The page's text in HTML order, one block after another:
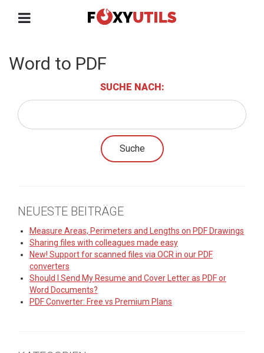
Word to PDF
SUCHE NACH:
NEUESTE BEITRÄGE
Measure Areas, Perimeters and Lengths on PDF Drawings
Sharing files with colleagues made easy
New! Support for scanned files via OCR in our PDF
converters
Should I Send My Resume and Cover Letter as PDF or
Word Documents?
PDF Converter: Free vs Premium Plans